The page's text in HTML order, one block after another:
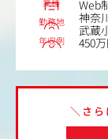
Web
勤務地
神奈
武蔵
年収例 450
＼さ